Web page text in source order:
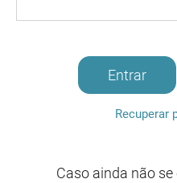
Entrar
Recuperar
Caso ainda não